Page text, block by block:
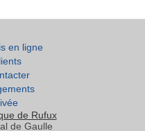
en ligne
de Rufux
de Gaulle